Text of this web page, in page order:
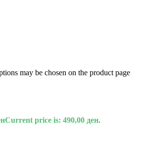
may be chosen on the product page
Current price is: 490,00 ден.